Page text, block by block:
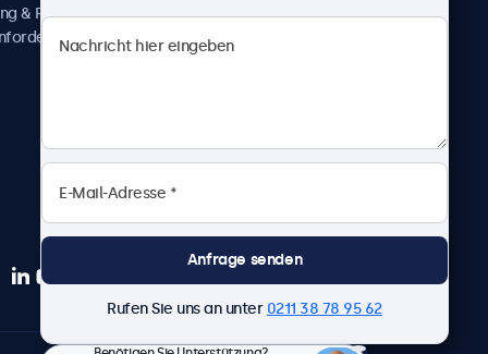
& Reparatur
Karriere
Geschäftsbedingungen
Anfrage senden
Rufen Sie uns an unter 0211 38 78 95 62